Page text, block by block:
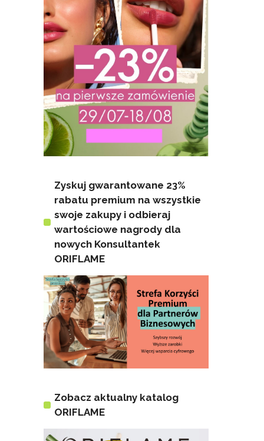
Zyskuj gwarantowane 23%
rabatu premium na wszystkie
swoje zakupy i odbieraj
wartościowe nagrody dla
nowych Konsultantek
ORIFLAME
Zobacz aktualny katalog
ORIFLAME